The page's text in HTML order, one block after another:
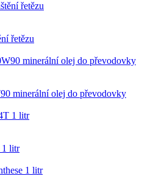
řetězu
minerální olej do převodovky
1 litr